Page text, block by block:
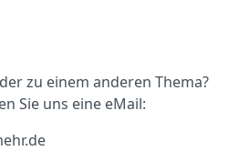
zu einem anderen Thema?
Sie uns eine eMail: